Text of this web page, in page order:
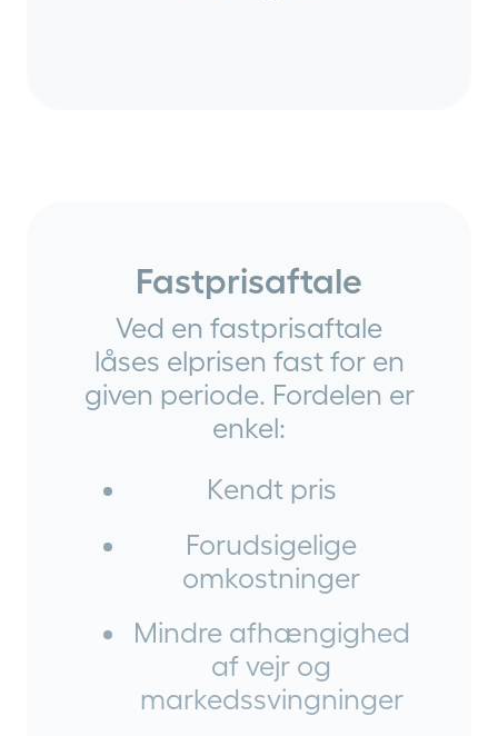
Fastprisaftale
Ved en fastprisaftale
låses elprisen fast for en
given periode. Fordelen er
enkel:
Kendt pris
Forudsigelige
omkostninger
Mindre afhængighed
af vejr og
markedssvingninger